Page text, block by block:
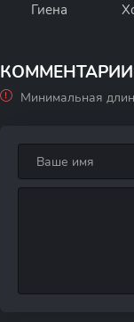
Гиена
КОММЕНТАРИИ
Минимальная